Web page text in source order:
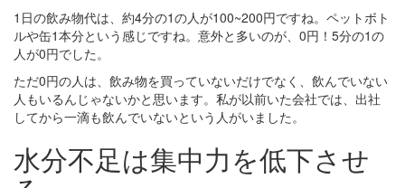
1日の飲み物代は、約4分の1の人が100~200円ですね。ペットボト
ルや缶1本分という感じですね。意外と多いのが、0円！5分の1の
人が0円でした。
ただ0円の人は、飲み物を買っていないだけでなく、飲んでいない
人もいるんじゃないかと思います。私が以前いた会社では、出社
してから一滴も飲んでいないという人がいました。
水分不足は集中力を低下させ